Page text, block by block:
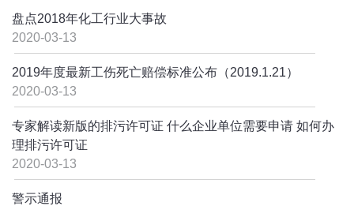
盘点2018年化工行业大事故
2020-03-13
2019年度最新工伤死亡赔偿标准公布（2019.1.21）
2020-03-13
专家解读新版的排污许可证 什么企业单位需要申请 如何办
理排污许可证
2020-03-13
警示通报